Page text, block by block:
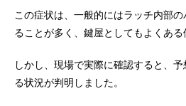
この症状は、一般的にはラッチ内部
ることが多く、鍵屋としてもよくある
しかし、現場で実際に確認すると、
る状況が判明しました。